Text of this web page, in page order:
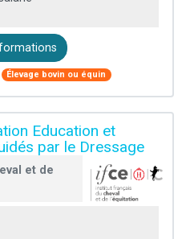
Élevage bovin ou équin
Education et
par le Dressage
et de